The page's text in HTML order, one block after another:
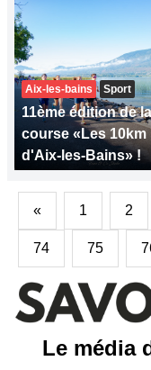
Aix-les-bains Sport
11ème édition de la
course «Les 10km
d'Aix-les-Bains» !
« 1 2
74 75
Le média